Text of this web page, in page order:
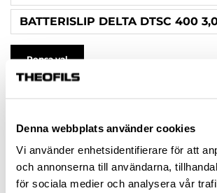
Denna webbplats använder cookies
Vi använder enhetsidentifierare för att
och annonserna till användarna,
för sociala medier och analysera vår
BATTERISLIP DELTA DTSC 400
Rensa val
Pris / 1 st: 8 737,47 kr
st